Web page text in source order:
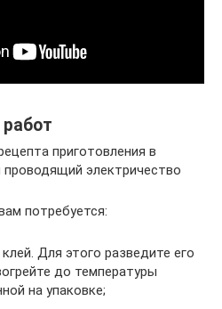
приготовления в
электричество
потребуется:
Для этого разведите его
до температуры
на упаковке;